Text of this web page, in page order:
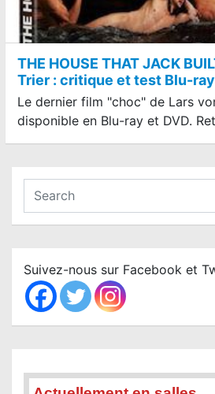
THE HOUSE THAT JACK
Trier : critique et test Blu-ray
Le dernier film "choc" de Lars
disponible en Blu-ray et DVD.
a
c
h
Suivez-nous sur Facebook et